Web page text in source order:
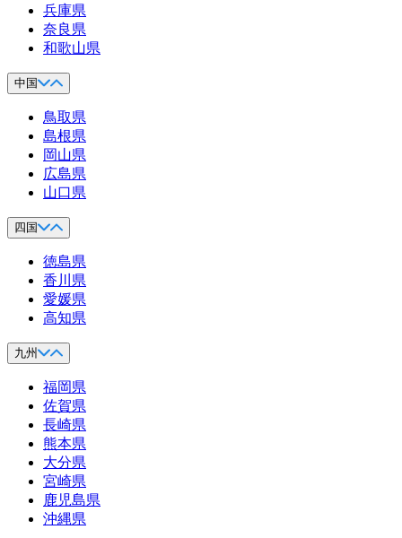
兵庫県
奈良県
和歌山県
中国
鳥取県
島根県
岡山県
広島県
山口県
四国
徳島県
香川県
愛媛県
高知県
九州
福岡県
佐賀県
長崎県
熊本県
大分県
宮崎県
鹿児島県
沖縄県